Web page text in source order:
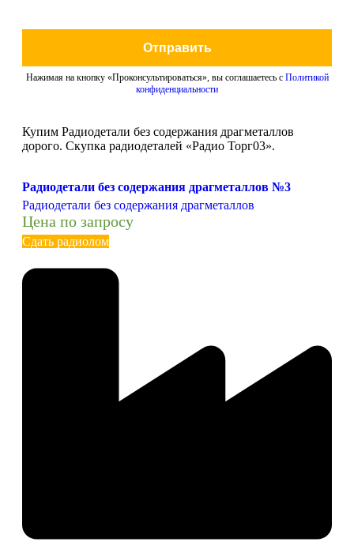
Отправить
Нажимая на кнопку «Проконсультироваться», вы соглашаетесь с Политикой
конфиденциальности
Купим Радиодетали без содержания драгметаллов
дорого. Скупка радиодеталей «Радио Торг03».
Радиодетали без содержания драгметаллов №3
Радиодетали без содержания драгметаллов
Цена по запросу
Сдать радиолом